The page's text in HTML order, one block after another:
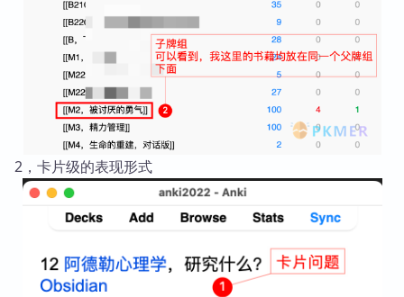
2，卡片级的表现形式